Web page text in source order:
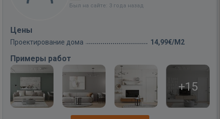
Был на сайте: 3 года назад
Цены
Проектирование дома 14,99€/M2
Примеры работ
+15